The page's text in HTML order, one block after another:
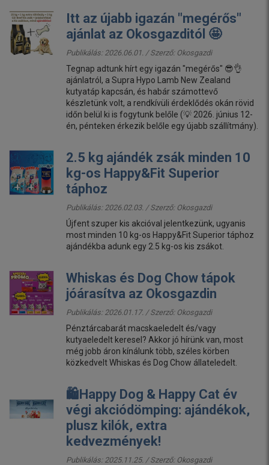
Itt az újabb igazán "megérős"
ajánlat az Okosgazditól 🤩
Publikálás: 2026.06.01. / Szerző: Okosgazdi
Tegnap adtunk hírt egy igazán "megérős" 😎👌
ajánlatról, a Supra Hypo Lamb New Zealand
kutyatáp kapcsán, és habár számottevő
készletünk volt, a rendkívüli érdeklődés okán rövid
időn belül ki is fogytunk belőle (💡 2026. június 12-
én, pénteken érkezik belőle egy újabb szállítmány).
2.5 kg ajándék zsák minden 10
kg-os Happy&Fit Superior
táphoz
Publikálás: 2026.02.03. / Szerző: Okosgazdi
Újfent szuper kis akcióval jelentkezünk, ugyanis
most minden 10 kg-os Happy&Fit Superior táphoz
ajándékba adunk egy 2.5 kg-os kis zsákot.
Whiskas és Dog Chow tápok
jóárasítva az Okosgazdin
Publikálás: 2026.01.17. / Szerző: Okosgazdi
Pénztárcabarát macskaeledelt és/vagy
kutyaeledelt keresel? Akkor jó hírünk van, most
még jobb áron kínálunk több, széles körben
közkedvelt Whiskas és Dog Chow állateledelt.
🛍️Happy Dog & Happy Cat év
végi akciódömping: ajándékok,
plusz kilók, extra
kedvezmények!
Publikálás: 2025.11.25. / Szerző: Okosgazdi